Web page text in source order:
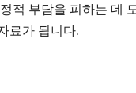
적 부담을 피하는 데
료가 됩니다.